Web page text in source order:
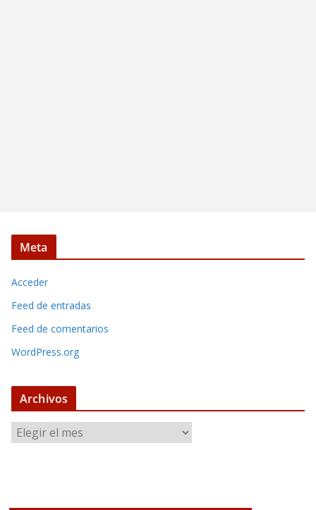
Meta
Acceder
Feed de entradas
Feed de comentarios
WordPress.org
Archivos
r